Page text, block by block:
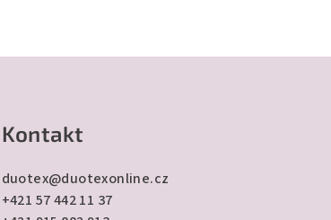
Kontakt
duotex@duotexonline.cz
+421 57 442 11 37